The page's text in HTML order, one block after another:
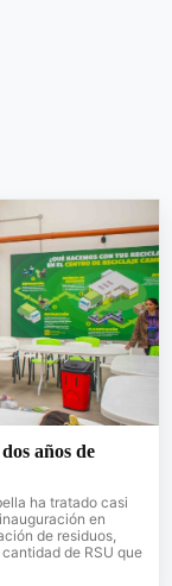
años de
ha tratado casi
en
de residuos,
de RSU que